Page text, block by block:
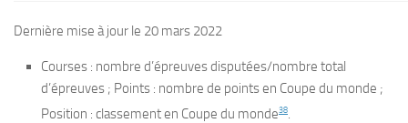
Dernière mise à jour le 20 mars 2022
Courses : nombre d’épreuves disputées/nombre total
d’épreuves ; Points : nombre de points en Coupe du monde ;
Position : classement en Coupe du monde38.